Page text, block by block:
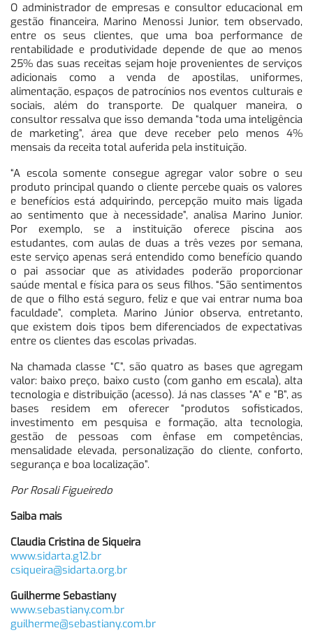
O administrador de empresas e consultor educacional em
gestão financeira, Marino Menossi Junior, tem observado,
entre os seus clientes, que uma boa performance de
rentabilidade e produtividade depende de que ao menos
25% das suas receitas sejam hoje provenientes de serviços
adicionais como a venda de apostilas, uniformes,
alimentação, espaços de patrocínios nos eventos culturais e
sociais, além do transporte. De qualquer maneira, o
consultor ressalva que isso demanda “toda uma inteligência
de marketing”, área que deve receber pelo menos 4%
mensais da receita total auferida pela instituição.
“A escola somente consegue agregar valor sobre o seu
produto principal quando o cliente percebe quais os valores
e benefícios está adquirindo, percepção muito mais ligada
ao sentimento que à necessidade”, analisa Marino Junior.
Por exemplo, se a instituição oferece piscina aos
estudantes, com aulas de duas a três vezes por semana,
este serviço apenas será entendido como benefício quando
o pai associar que as atividades poderão proporcionar
saúde mental e física para os seus filhos. “São sentimentos
de que o filho está seguro, feliz e que vai entrar numa boa
faculdade”, completa. Marino Júnior observa, entretanto,
que existem dois tipos bem diferenciados de expectativas
entre os clientes das escolas privadas.
Na chamada classe “C”, são quatro as bases que agregam
valor: baixo preço, baixo custo (com ganho em escala), alta
tecnologia e distribuição (acesso). Já nas classes “A” e “B”, as
bases residem em oferecer “produtos sofisticados,
investimento em pesquisa e formação, alta tecnologia,
gestão de pessoas com ênfase em competências,
mensalidade elevada, personalização do cliente, conforto,
segurança e boa localização”.
Por Rosali Figueiredo
Saiba mais
Claudia Cristina de Siqueira
www.sidarta.g12.br
csiqueira@sidarta.org.br
Guilherme Sebastiany
www.sebastiany.com.br
guilherme@sebastiany.com.br